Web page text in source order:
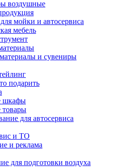
воздушные
мойки и автосервиса
мебель
и сувениры
подарить
шкафы
для автосервиса
и ТО
и реклама
для подготовки воздуха